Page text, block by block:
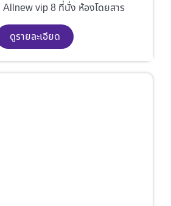
Allnew vip 8 ที่นั่ง ห้องโดยสาร
ดูรายละเอียด